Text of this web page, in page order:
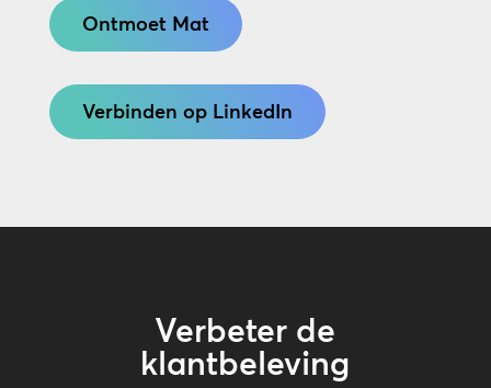
Ontmoet Mat
Verbinden op LinkedIn
Verbeter de
klantbeleving